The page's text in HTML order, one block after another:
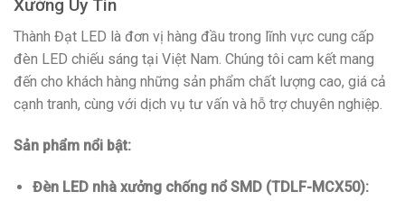
Xưởng Uy Tín
Thành Đạt LED là đơn vị hàng đầu trong lĩnh vực cung cấp
đèn LED chiếu sáng tại Việt Nam. Chúng tôi cam kết mang
đến cho khách hàng những sản phẩm chất lượng cao, giá cả
cạnh tranh, cùng với dịch vụ tư vấn và hỗ trợ chuyên nghiệp.
Sản phẩm nổi bật:
Đèn LED nhà xưởng chống nổ SMD (TDLF-MCX50):